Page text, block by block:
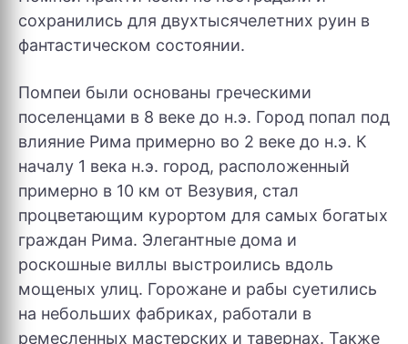
сохранились для двухтысячелетних руин в
фантастическом состоянии.
Помпеи были основаны греческими
поселенцами в 8 веке до н.э. Город попал под
влияние Рима примерно во 2 веке до н.э. К
началу 1 века н.э. город, расположенный
примерно в 10 км от Везувия, стал
процветающим курортом для самых богатых
граждан Рима. Элегантные дома и
роскошные виллы выстроились вдоль
мощеных улиц. Горожане и рабы суетились
на небольших фабриках, работали в
ремесленных мастерских и тавернах. Также